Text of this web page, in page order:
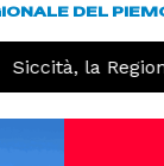
DEL
la